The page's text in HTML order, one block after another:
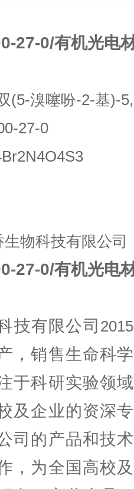
27-0/有机光电
(5-溴噻吩-2-基)-
27-0
物科技有限公司
27-0/有机光电
技有限公司 2015
，销售生命科
于科研实验领
及企业的资深
司的产品和技
，为全国高校